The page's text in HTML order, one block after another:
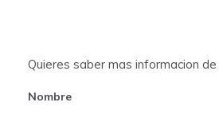
Quieres saber mas informacion
Nombre